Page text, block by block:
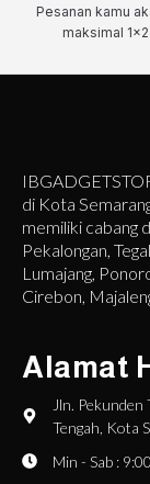
Pesanan kamu
maksimal
di Kota
memiliki cabang
Pekalongan,
Lumajang,
Cirebon,
Alamat
Jln. Pekunden
Tengah, Kota
Min - Sab :